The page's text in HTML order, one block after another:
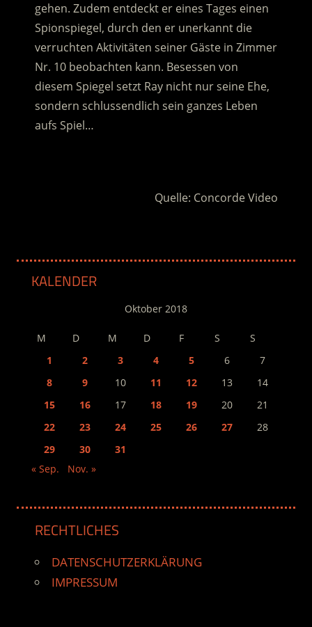
gehen. Zudem entdeckt er eines Tages einen
Spionspiegel, durch den er unerkannt die
verruchten Aktivitäten seiner Gäste in Zimmer
Nr. 10 beobachten kann. Besessen von
diesem Spiegel setzt Ray nicht nur seine Ehe,
sondern schlussendlich sein ganzes Leben
aufs Spiel…
Quelle: Concorde Video
KALENDER
Oktober 2018
M D M D F S
S
1
2 3 4 5 6
7
8
9 10 11 12 13
14
15
16 17 18 19 20
21
22
23 24 25 26 27
28
29
30
31
« Sep.
Nov. »
RECHTLICHES
DATENSCHUTZERKLÄRUNG
IMPRESSUM